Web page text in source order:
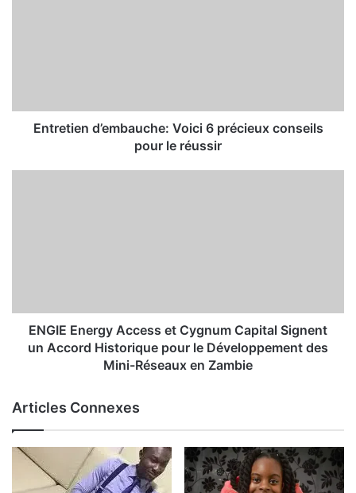
Entretien d’embauche: Voici 6 précieux conseils
pour le réussir
ENGIE Energy Access et Cygnum Capital Signent
un Accord Historique pour le Développement des
Mini-Réseaux en Zambie
Articles Connexes